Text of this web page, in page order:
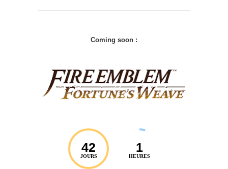
Coming soon :
42
JOURS
1
HEURES